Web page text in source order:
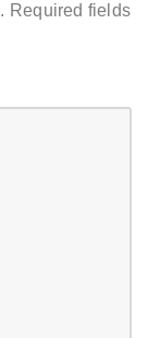
Required fields